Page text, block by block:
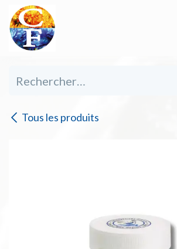
Se rendre au contenu
Tous les produits